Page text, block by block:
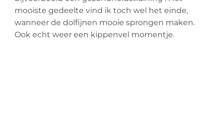
mooiste gedeelte vind ik toch wel het einde,
wanneer de dolfijnen mooie sprongen maken.
Ook echt weer een kippenvel momentje.